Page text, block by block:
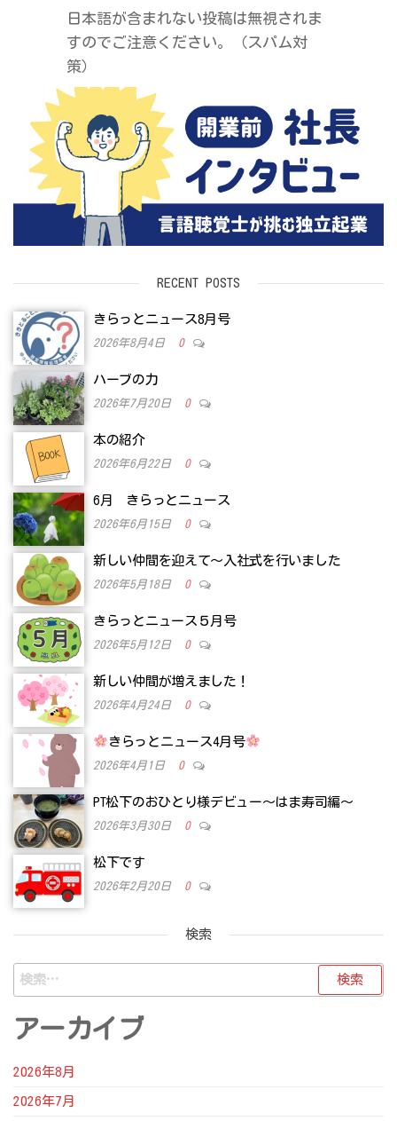
日本語が含まれない投稿は無視されま
すのでご注意ください。（スパム対
策）
RECENT POSTS
きらっとニュース8月号
2026年8月4日 0
ハーブの力
2026年7月20日 0
本の紹介
2026年6月22日 0
6月 きらっとニュース
2026年6月15日 0
新しい仲間を迎えて～入社式を行いました
2026年5月18日 0
きらっとニュース５月号
2026年5月12日 0
新しい仲間が増えました！
2026年4月24日 0
きらっとニュース4月号
2026年4月1日 0
PT松下のおひとり様デビュー～はま寿司編～
2026年3月30日 0
松下です
2026年2月20日 0
検索
検
索:
アーカイブ
2026年8月
2026年7月